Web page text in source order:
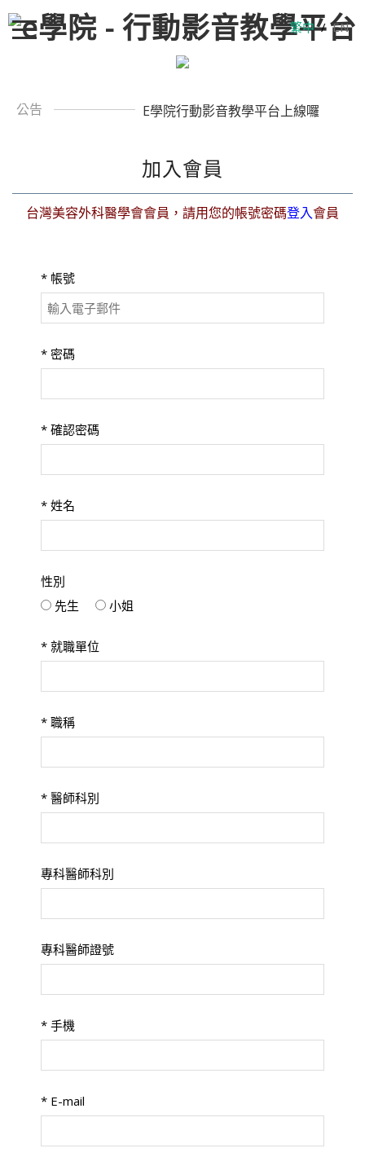
繁中 / EN
公告 E學院行動影音教學平台上線囉
加入會員
台灣美容外科醫學會會員，請用您的帳號密碼登入會員
* 帳號
* 密碼
* 確認密碼
* 姓名
性別
先生
小姐
* 就職單位
* 職稱
* 醫師科別
專科醫師科別
專科醫師證號
* 手機
* E-mail